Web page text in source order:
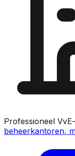
Professioneel
beheerkantoren,